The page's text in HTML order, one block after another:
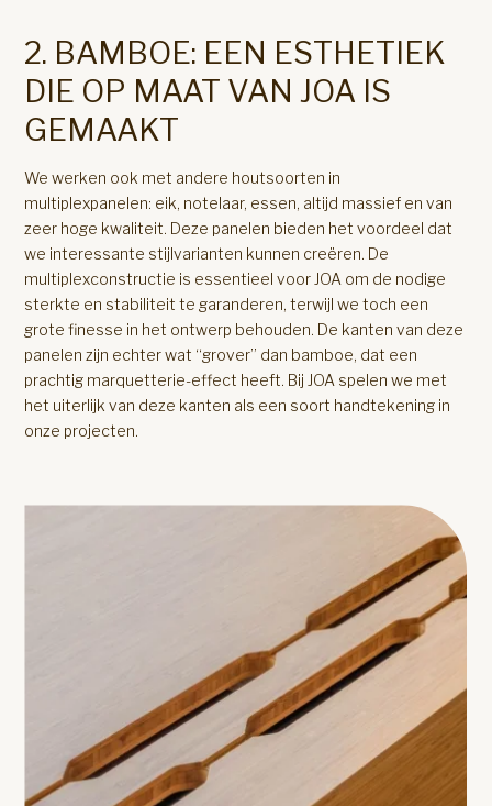
2. BAMBOE: EEN ESTHETIEK
DIE OP MAAT VAN JOA IS
GEMAAKT
We werken ook met andere houtsoorten in
multiplexpanelen: eik, notelaar, essen, altijd massief en van
zeer hoge kwaliteit. Deze panelen bieden het voordeel dat
we interessante stijlvarianten kunnen creëren. De
multiplexconstructie is essentieel voor JOA om de nodige
sterkte en stabiliteit te garanderen, terwijl we toch een
grote finesse in het ontwerp behouden. De kanten van deze
panelen zijn echter wat “grover” dan bamboe, dat een
prachtig marquetterie-effect heeft. Bij JOA spelen we met
het uiterlijk van deze kanten als een soort handtekening in
onze projecten.